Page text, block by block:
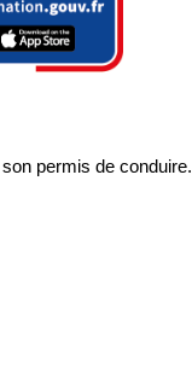
permis de conduire.